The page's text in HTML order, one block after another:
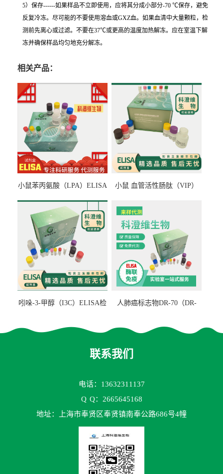
5）保存------如果样品不立即使用，应将其分成小部分-70 ℃保存，避免
反复冷冻。尽可能的不要使用溶血或GXZ血。如果血清中大量颗粒，检
测前先离心或过滤。不要在37℃或更高的温度加热解冻。应在室温下解
冻并确保样品均匀地充分解冻。
相关产品：
小鼠苯丙氨酸（LPA）ELISA
小鼠 血管活性肠肽（VIP）
吲哚-3-甲醇（I3C）ELISA检
人肺癌标志物DR-70（DR-
联系我们
电话：13632311137
Q Q：2665645168
地址：上海市奉贤区奉贤镇南奉公路686号4幢